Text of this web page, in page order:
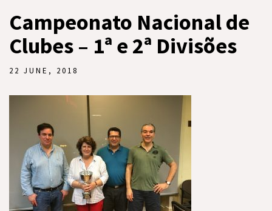
Campeonato Nacional de
Clubes – 1ª e 2ª Divisões
22 JUNE, 2018